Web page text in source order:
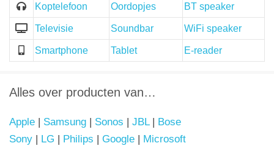
Koptelefoon
Oordopjes BT speaker
Televisie Soundbar WiFi speaker
Smartphone Tablet E-reader
Alles over producten van…
Apple | Samsung | Sonos | JBL| Bose
Sony | LG | Philips | Google | Microsoft